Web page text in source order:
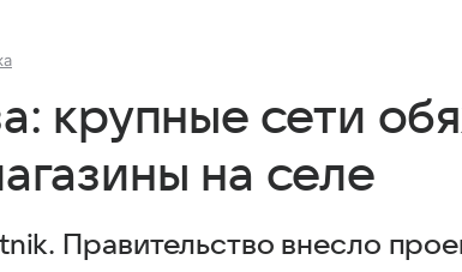
крупные сети
на селе
Правительство внесло